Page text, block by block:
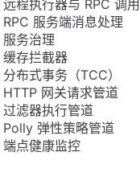
远程执行器与 RPC 调用
RPC 服务端消息处理
服务治理
缓存拦截器
分布式事务（TCC）
HTTP 网关请求管道
过滤器执行管道
Polly 弹性策略管道
端点健康监控